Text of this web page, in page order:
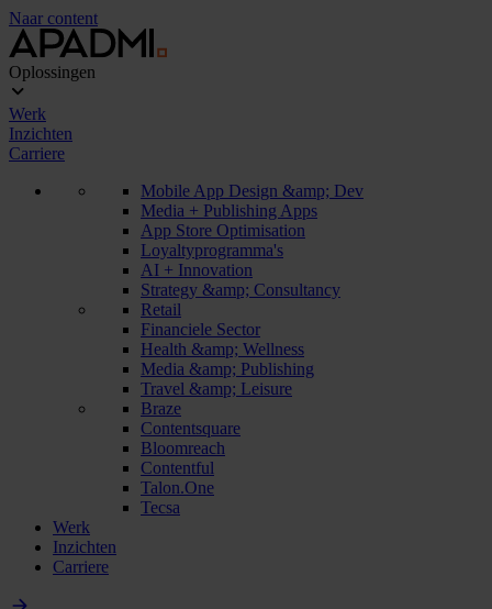
Naar content
Oplossingen
Werk
Inzichten
Carriere
Mobile App Design &amp; Dev
Media + Publishing Apps
App Store Optimisation
Loyaltyprogramma's
AI + Innovation
Strategy &amp; Consultancy
Retail
Financiele Sector
Health &amp; Wellness
Media &amp; Publishing
Travel &amp; Leisure
Braze
Contentsquare
Bloomreach
Contentful
Talon.One
Tecsa
Werk
Inzichten
Carriere